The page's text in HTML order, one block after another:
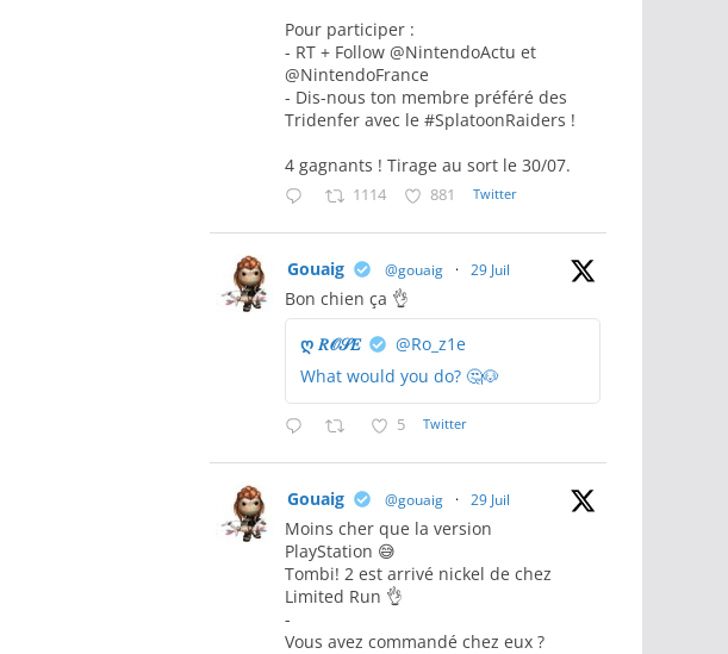
Pour participer :
- RT + Follow @NintendoActu et
@NintendoFrance
- Dis-nous ton membre préféré des
Tridenfer avec le #SplatoonRaiders !
4 gagnants ! Tirage au sort le 30/07.
1114 881 Twitter
Gouaig @gouaig · 29 Juil
Bon chien ça 👌
ღ 𝑅𝒪𝒮𝐸
@Ro_z1e
What would you do? 🤔🐶
5 Twitter
Gouaig @gouaig · 29 Juil
Moins cher que la version
PlayStation 😅
Tombi! 2 est arrivé nickel de chez
Limited Run 👌
-
Vous avez commandé chez eux ?